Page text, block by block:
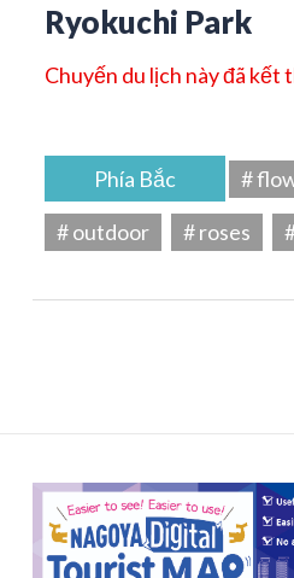
Ryokuchi Park
Chuyến du lịch này đã kết
Phía Bắc #
# outdoor
# roses